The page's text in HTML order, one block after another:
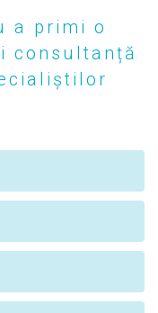
a primi o
consultanță